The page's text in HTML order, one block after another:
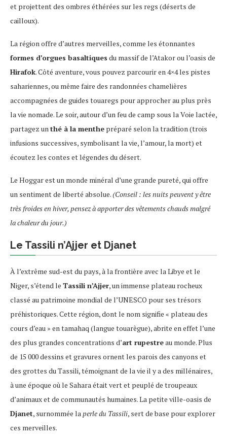
et projettent des ombres éthérées sur les regs (déserts de
cailloux).
La région offre d’autres merveilles, comme les étonnantes
formes d’orgues basaltiques du massif de l’Atakor ou l’oasis de
Hirafok. Côté aventure, vous pouvez parcourir en 4×4 les pistes
sahariennes, ou même faire des randonnées chamelières
accompagnées de guides touaregs pour approcher au plus près
la vie nomade. Le soir, autour d’un feu de camp sous la Voie lactée,
partagez unthé à la menthe préparé selon la tradition (trois
infusions successives, symbolisant la vie, l’amour, la mort) et
écoutez les contes et légendes du désert.
Le Hoggar est un monde minéral d’une grande pureté, qui offre
un sentiment de liberté absolue.(Conseil : les nuits peuvent y être
très froides en hiver, pensez à apporter des vêtements chauds malgré
la chaleur du jour.)
Le Tassili n’Ajjer et Djanet
À l’extrême sud-est du pays, à la frontière avec la Libye et le
Niger, s’étend le Tassili n’Ajjer, un immense plateau rocheux
classé au patrimoine mondial de l’UNESCO pour ses trésors
préhistoriques. Cette région, dont le nom signifie « plateau des
cours d’eau » en tamahaq (langue touarègue), abrite en effet l’une
des plus grandes concentrations d’art rupestreau monde. Plus
de 15 000 dessins et gravures ornent les parois des canyons et
des grottes du Tassili, témoignant de la vie il y a des millénaires,
à une époque où le Sahara était vert et peuplé de troupeaux
d’animaux et de communautés humaines. La petite ville-oasis de
Djanet, surnommée laperle du Tassili, sert de base pour explorer
ces merveilles.